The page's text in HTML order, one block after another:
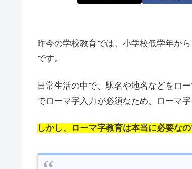
昨今の学校教育では、小学校低学年か
です。
日常生活の中で、駅名や地名などをロ
でローマ字入力が必須なため、ローマ
しかし、ローマ字教育は本当に必要なの